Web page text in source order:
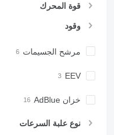
قوة المحرك
وقود
مرشح الجسيمات
EEV
خزان AdBlue
نوع علبة السرعات